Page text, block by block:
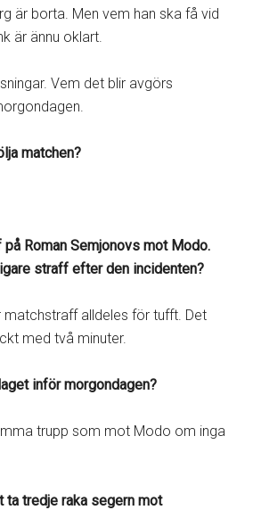
är borta. Men vem han ska få vid
är ännu oklart.
Vem det blir avgörs
matchen?
Roman Semjonovs mot Modo.
straff efter den incidenten?
matchstraff alldeles för tufft. Det
med två minuter.
inför morgondagen?
trupp som mot Modo om inga
tredje raka segern mot